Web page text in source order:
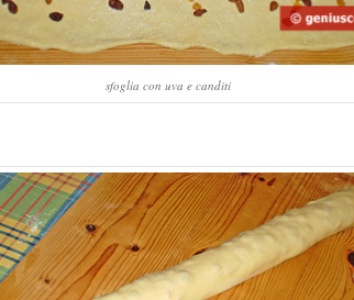
sfoglia con uva e canditi